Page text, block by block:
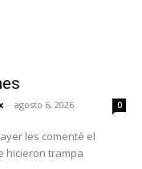
- agosto 6, 2026 0
les comenté el
hicieron trampa